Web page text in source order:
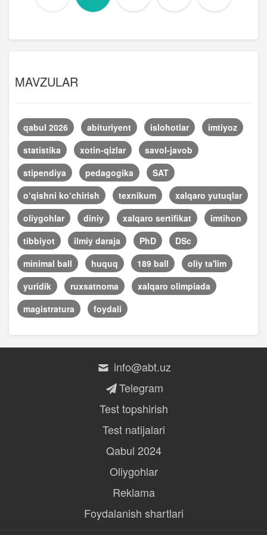
MAVZULAR
qabul 2026 abituriyent islohotlar
imtiyoz
statistika
xotin-qizlar
savol-javob
stipendiya
pedagogika
SAT
o‘qishni ko‘chirish
texnikum
xalqaro yutuqlar
oliygohlar
diniy xalqaro sertifikat
imtihon
tibbiyot
ilmiy daraja PhD
DSc
minimal ball
huquq 189 ball
oliy ta'lim
yuridik
ruxsatnoma
xalqaro olimpiada
magistratura
foydali
info@abt.uz
Telegram
Test topshirish
Test natijalari
Qabul 2024
Oliygohlar
Reklama
Foydalanish shartlari